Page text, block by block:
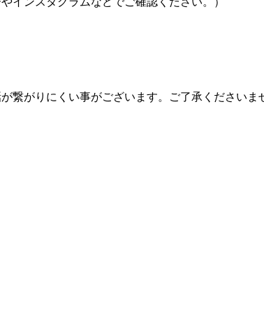
繋がりにくい事がございます。ご了承くださいま